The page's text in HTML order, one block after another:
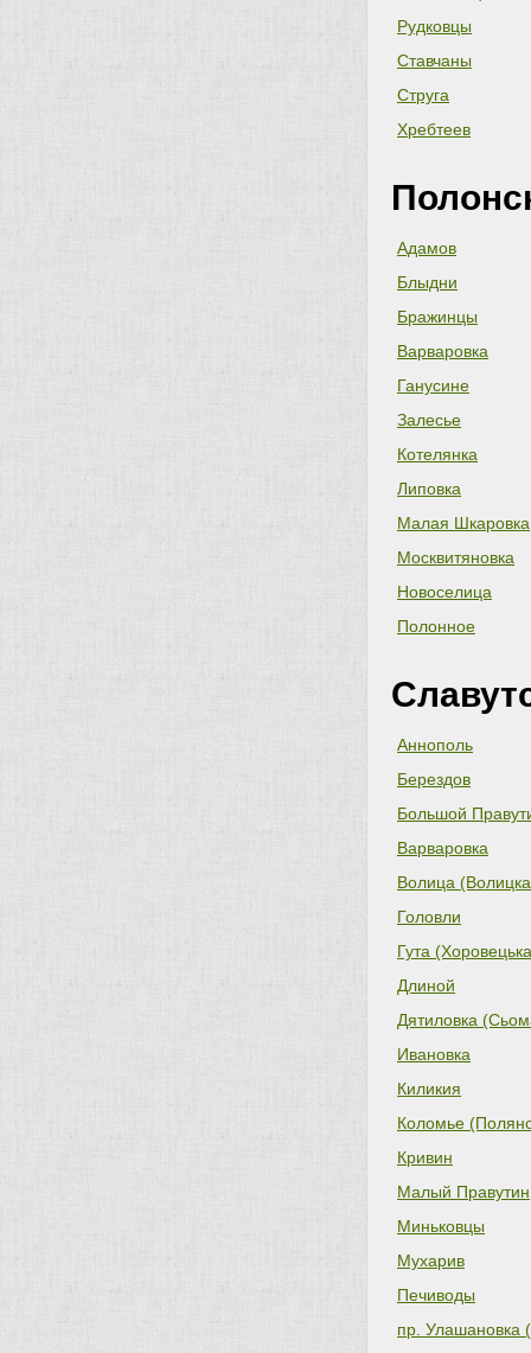
Рудковцы
Ставчаны
Струга
Хребтеев
Адамов
Блыдни
Бражинцы
Варваровка
Ганусине
Залесье
Котелянка
Липовка
Малая Шкаровка
Москвитяновка
Новоселица
Полонное
Аннополь
Берездов
Большой
Варваровка
Волица
Головли
Гута
Длиной
Дятиловка
Ивановка
Киликия
Коломье
Кривин
Малый Правутин
Миньковцы
Мухарив
Печиводы
пр. Улашановка